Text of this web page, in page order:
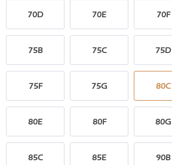
70D 70E 70F
75B 75C 75D
75F 75G 80C
80E 80F 80G
85C 85E 90B